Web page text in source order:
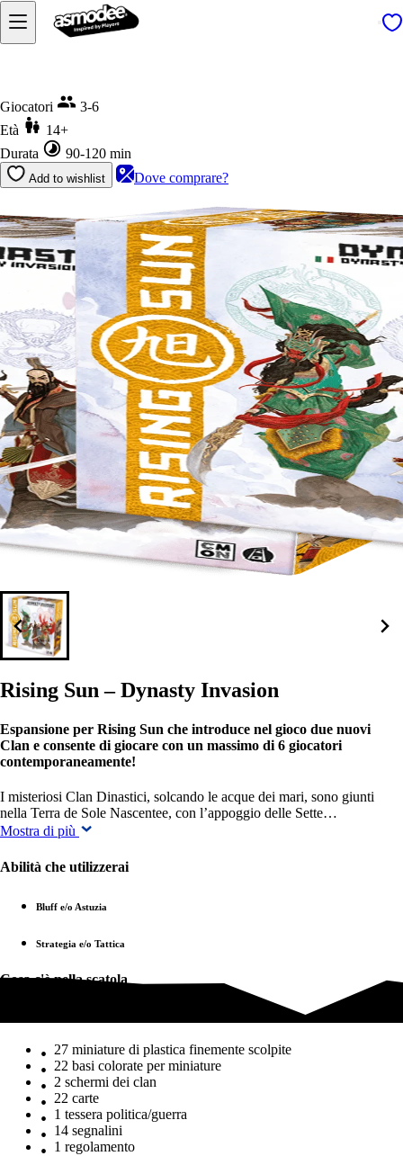
Giocatori
3-6
Età
14+
Durata
90-120 min
Add to wishlist Dove comprare?
Rising Sun – Dynasty Invasion
Espansione per Rising Sun che introduce nel gioco due nuovi
Clan e consente di giocare con un massimo di 6 giocatori
contemporaneamente!
I misteriosi Clan Dinastici, solcando le acque dei mari, sono giunti
nella Terra de Sole Nascentee, con l’appoggio delle Sette…
Mostra di più
Abilità che utilizzerai
Bluff e/o Astuzia
Strategia e/o Tattica
Cosa c'è nella scatola
27 miniature di plastica finemente scolpite
22 basi colorate per miniature
2 schermi dei clan
22 carte
1 tessera politica/guerra
14 segnalini
1 regolamento